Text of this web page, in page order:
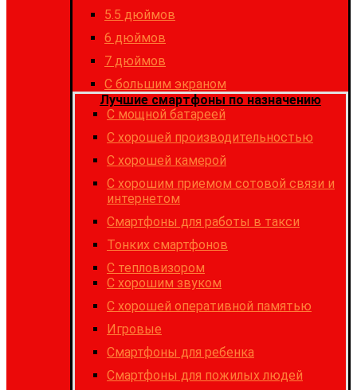
5.5 дюймов
6 дюймов
7 дюймов
С большим экраном
Лучшие смартфоны по назначению
C мощной батареей
C хорошей производительностью
C хорошей камерой
С хорошим приемом сотовой связи и
интернетом
Cмартфоны для работы в такси
Тонких смартфонов
С тепловизором
С хорошим звуком
С хорошей оперативной памятью
Игровые
Cмартфоны для ребенка
Смартфоны для пожилых людей